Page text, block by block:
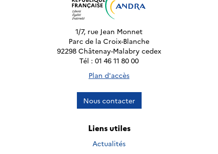
1/7, rue Jean Monnet
Parc de la Croix-Blanche
92298 Châtenay-Malabry cedex
Tél : 01 46 11 80 00
Plan d'accès
Nous contacter
Liens utiles
Actualités